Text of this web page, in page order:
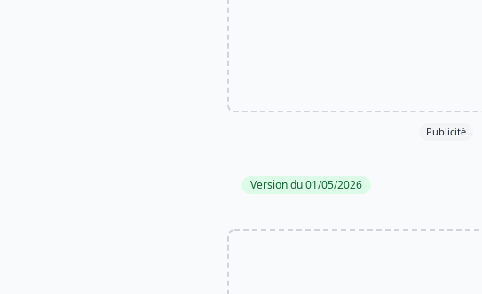
Publicité
Version du 01/05/2026